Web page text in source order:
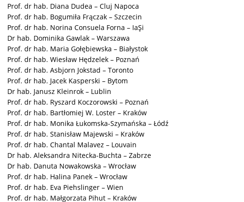
Prof. dr hab. Diana Dudea – Cluj Napoca
Prof. dr hab. Bogumiła Frączak – Szczecin
Prof. dr hab. Norina Consuela Forna – IaŞi
Dr hab. Dominika Gawlak – Warszawa
Prof. dr hab. Maria Gołębiewska – Białystok
Prof. dr hab. Wiesław Hędzelek – Poznań
Prof. dr hab. Asbjorn Jokstad – Toronto
Prof. dr hab. Jacek Kasperski – Bytom
Dr hab. Janusz Kleinrok – Lublin
Prof. dr hab. Ryszard Koczorowski – Poznań
Prof. dr hab. Bartłomiej W. Loster – Kraków
Prof. dr hab. Monika Łukomska-Szymańska – Łódź
Prof. dr hab. Stanisław Majewski – Kraków
Prof. dr hab. Chantal Malavez – Louvain
Dr hab. Aleksandra Nitecka-Buchta – Zabrze
Dr hab. Danuta Nowakowska – Wrocław
Prof. dr hab. Halina Panek – Wrocław
Prof. dr hab. Eva Piehslinger – Wien
Prof. dr hab. Małgorzata Pihut – Kraków